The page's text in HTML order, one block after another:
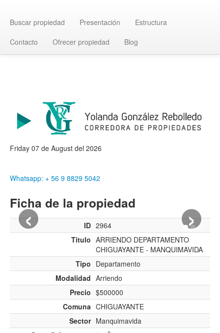
Buscar propiedad Presentación
Estructura
Contacto
Ofrecer propiedad Blog
Friday 07 de August del 2026
Whatsapp: + 56 9 8829 5042
Ficha de la propiedad
‹ ›
ID 2964
Titulo ARRIENDO DEPARTAMENTO
CHIGUAYANTE - MANQUIMAVIDA
Tipo Departamento
Modalidad Arriendo
Precio $500000
Comuna CHIGUAYANTE
Sector Manquimavida